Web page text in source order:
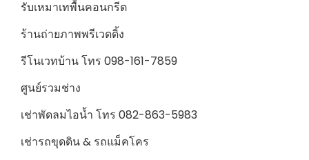
รับเหมาเทพื้นคอนกรีต
ร้านถ่ายภาพพรีเวดดิ้ง
รีโนเวทบ้าน โทร 098-161-7859
ศูนย์รวมช่าง
เช่าพัดลมไอน้ำ โทร 082-863-5983
เช่ารถขุดดิน & รถแม็คโคร